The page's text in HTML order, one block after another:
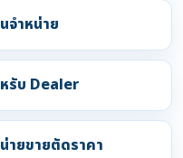
จำหน่าย
รับ Dealer
ายขายตัดราคา